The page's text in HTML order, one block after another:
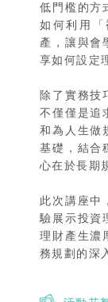
低門檻的方
如何利用
產，讓與會
享如何設定
除了實務技
不僅僅是追
和為人生做
基礎，結合
心在於長期
此次講座中
驗展示投資
理財產生濃
務規劃的深